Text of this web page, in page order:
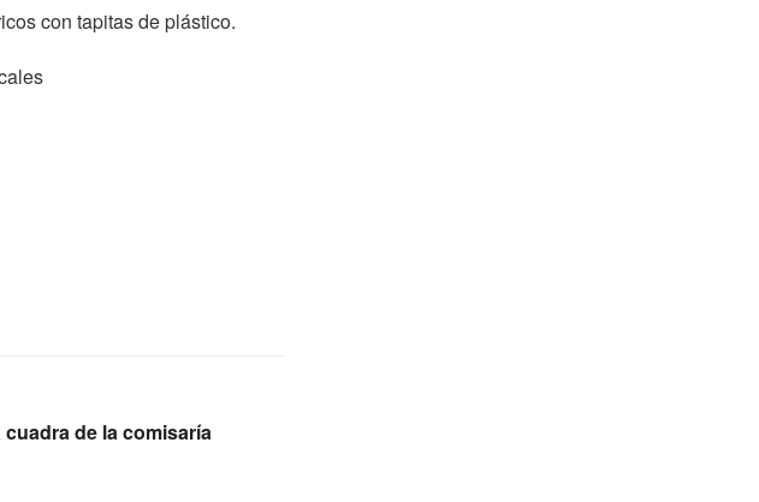
con tapitas de plástico.
de la comisaría